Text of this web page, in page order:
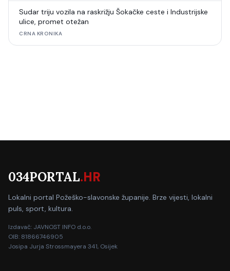
Sudar triju vozila na raskrižju Šokačke ceste i Industrijske
ulice, promet otežan
CRNA KRONIKA
034PORTAL.HR
Lokalni portal Požeško-slavonske županije. Brze vijesti, lokalni
puls, sport, kultura.
Izdavač: JAVNOST INFO d.o.o.
OIB: 81866746905
Josipa Jurja Strossmayera 341, Osijek